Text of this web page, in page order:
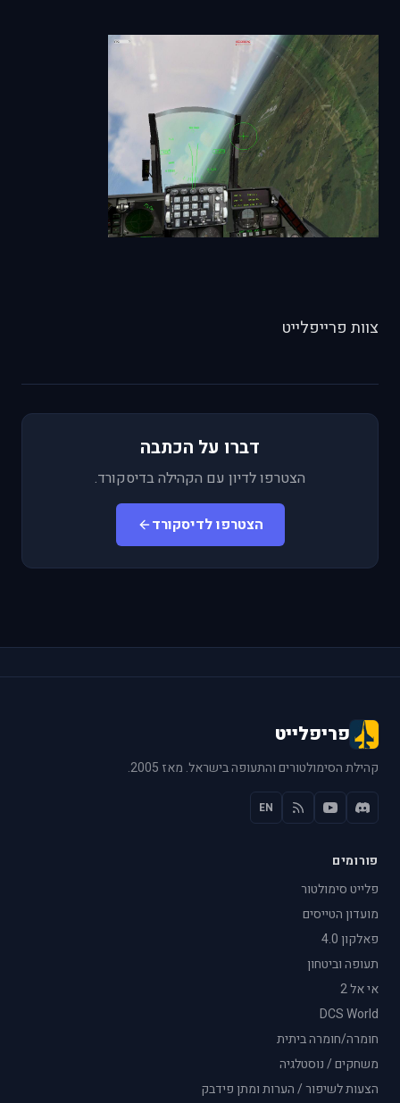
צוות פרייפלייט
דברו על הכתבה
הצטרפו לדיון עם הקהילה בדיסקורד.
הצטרפו לדיסקורד
פריפלייט
קהילת הסימולטורים והתעופה בישראל. מאז 2005.
EN
פורומים
פלייט סימולטור
מועדון הטייסים
פאלקון 4.0
תעופה וביטחון
אי אל 2
DCS World
חומרה/חומרה ביתית
משחקים / נוסטלגיה
הצעות לשיפור / הערות ומתן פידבק